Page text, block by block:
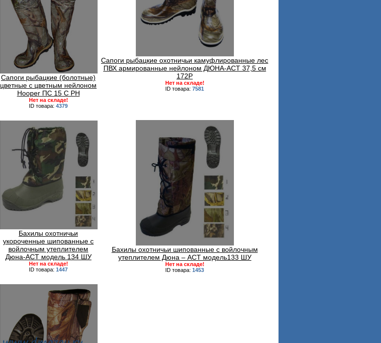
Сапоги рыбацкие (болотные)
цветные с цветным нейлоном
Hooper ПС 15 С РН
Нет на складе!
ID товара: 4379
Сапоги рыбацкие охотничьи камуфлированные лес
ПВХ армированные нейлоном ДЮНА-АСТ 37,5 см
172Р
Нет на складе!
ID товара: 7581
Бахилы охотничьи
укороченные шипованные с
войлочным утеплителем
Дюна-АСТ модель 134 ШУ
Нет на складе!
ID товара: 1447
Бахилы охотничьи шипованные с войлочным
утеплителем Дюна – АСТ модель133 ШУ
Нет на складе!
ID товара: 1453